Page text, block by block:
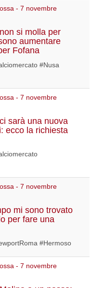
si molla per
aumentare
Fofana
#Nusa
sarà una nuova
ecco la richiesta
mi sono trovato
per fare una
#Hermoso